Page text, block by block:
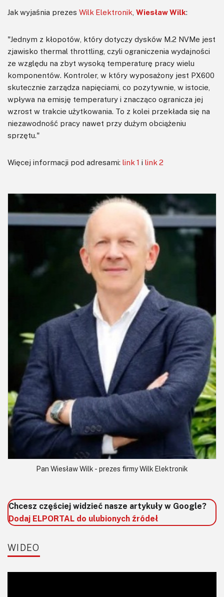
Jak wyjaśnia prezes Wilk Elektronik Wiesław Wilk:
"Jednym z kłopotów, który dotyczy dysków M.2 NVMe jest
zjawisko thermal throttling, czyli ograniczenia wydajności
ze względu na zbyt wysoką temperaturę pracy wielu
komponentów. Kontroler, w który wyposażony jest PX600
skutecznie zarządza napięciami, co pozytywnie, w istocie,
wpływa na emisję temperatury i znacząco ogranicza jej
wzrost w trakcie użytkowania. To z kolei przekłada się na
niezawodność pracy nawet przy dużym obciążeniu
sprzętu."
Więcej informacji pod adresami: link 1 i link 2
Pan Wiesław Wilk - prezes firmy Wilk Elektronik
Chcesz częściej widzieć nasze artykuły w Google?
Dodaj ELPORTAL do ulubionych źródeł
WIDEO